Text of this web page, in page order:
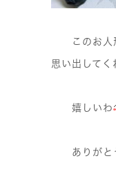
このお人形
思い出してく
嬉しいわ
ありがと